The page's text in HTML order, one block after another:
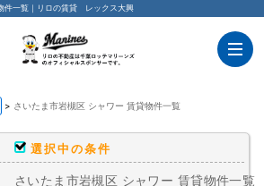
件一覧｜リロの賃貸 レックス大興
さいたま市岩槻区 シャワー 賃貸物件一覧
選択中の条件
さいたま市岩槻区 シャワー 賃貸物件一覧